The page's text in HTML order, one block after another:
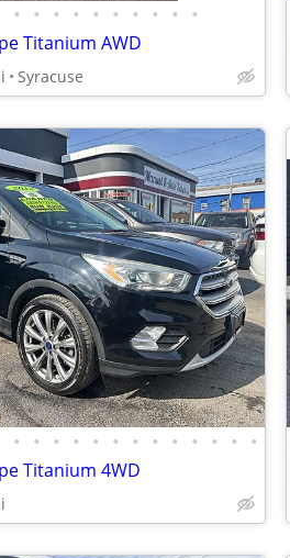
• • • • • • • • • •
Titanium AWD
Syracuse
• • • • • • • • • • • • •
Titanium 4WD